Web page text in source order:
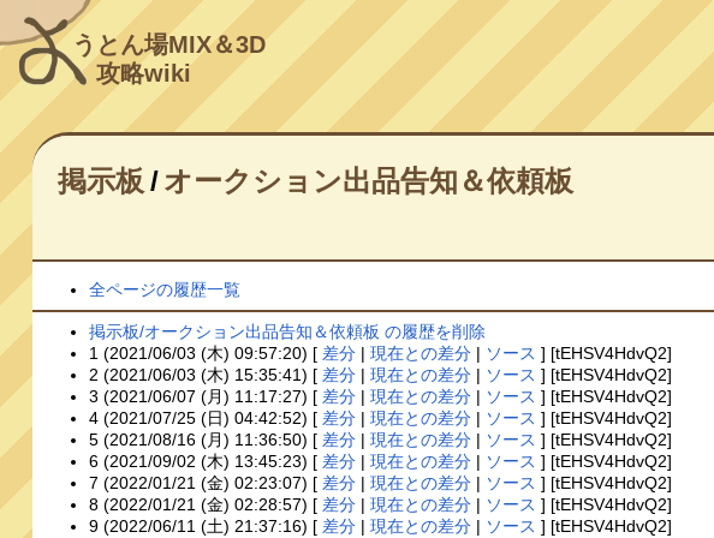
うとん場MIX＆3D
攻略wiki
掲示板 /オークション出品告知＆依頼板
全ページの履歴一覧
掲示板/オークション出品告知＆依頼板 の履歴を削除
1 (2021/06/03 (木) 09:57:20) [ 差分 |現在との差分 | ソース ] [tEHSV4HdvQ2]
2 (2021/06/03 (木) 15:35:41) [ 差分 |現在との差分 | ソース ] [tEHSV4HdvQ2]
3 (2021/06/07 (月) 11:17:27) [ 差分 |現在との差分 | ソース ] [tEHSV4HdvQ2]
4 (2021/07/25 (日) 04:42:52) [ 差分 |現在との差分 | ソース ] [tEHSV4HdvQ2]
5 (2021/08/16 (月) 11:36:50) [ 差分 |現在との差分 | ソース ] [tEHSV4HdvQ2]
6 (2021/09/02 (木) 13:45:23) [ 差分 |現在との差分 | ソース ] [tEHSV4HdvQ2]
7 (2022/01/21 (金) 02:23:07) [ 差分 |現在との差分 | ソース ] [tEHSV4HdvQ2]
8 (2022/01/21 (金) 02:28:57) [ 差分 |現在との差分 | ソース ] [tEHSV4HdvQ2]
9 (2022/06/11 (土) 21:37:16) [ 差分 |現在との差分 | ソース ] [tEHSV4HdvQ2]